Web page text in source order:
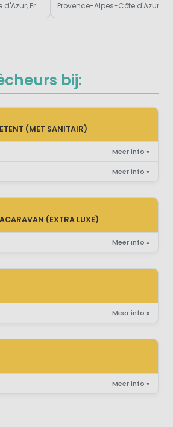
bij:
(MET SANITAIR)
(MET SANITAIR)
Meer info »
Meer info »
(EXTRA LUXE)
(EXTRA LUXE)
Meer info »
Meer info »
Meer info »
Provence-Alpes-Côte d'Azur, Frankrijk